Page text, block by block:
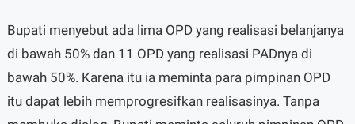
Bupati menyebut ada lima OPD yang realisasi belanjanya
di bawah 50% dan 11 OPD yang realisasi PADnya di
bawah 50%. Karena itu ia meminta para pimpinan OPD
itu dapat lebih memprogresifkan realisasinya. Tanpa